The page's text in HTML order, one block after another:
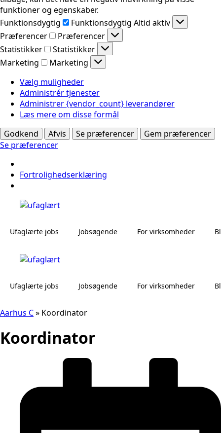
funktioner og egenskaber.
Funktionsdygtig
Funktionsdygtig Altid aktiv
Præferencer
Præferencer
Statistikker
Statistikker
Marketing
Marketing
Vælg muligheder
Administrér tjenester
Administrer {vendor_count} leverandører
Læs mere om disse formål
Godkend
Afvis Se præferencer
Gem præferencer
Se præferencer
Fortrolighedserklæring
Ufaglærte jobs Jobsøgende For virksomheder
Ufaglærte jobs Jobsøgende For virksomheder
Aarhus C» Koordinator
Koordinator